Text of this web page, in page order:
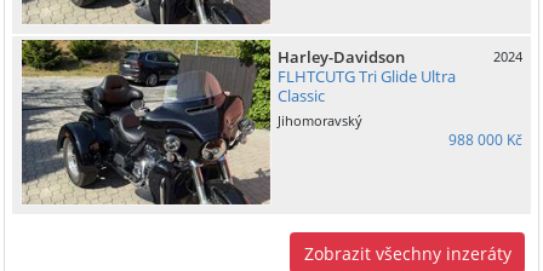
Harley-Davidson
FLHTCUTG Tri Glide Ultra
Classic
2024
Jihomoravský
988 000 Kč
Zobrazit všechny inzeráty